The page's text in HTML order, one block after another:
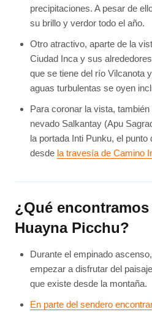
precipitaciones. A pesar de
su brillo y verdor todo el año.
Otro atractivo, aparte de la
Ciudad Inca y sus
que se tiene del río Vilcanota
aguas turbulentas se oyen
Para coronar la vista,
nevado Salkantay (Apu
la portada Inti Punku, el
desde la travesía de Camino
¿Qué
Huayna Picchu?
Durante el empinado
empezar a disfrutar del
que existe desde la montaña.
En parte del sendero